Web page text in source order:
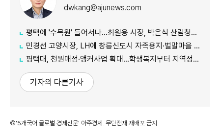
dwkang@ajunews.com
평택에 '수목원' 들어서나...최원용 시장, 박은식 산림청장에게 국유지 활용 건의
민경선 고양시장, LH에 창릉신도시 자족용지·벌말마을 편입 협조 요청
평택대, 천원매점·앵커사업 확대...학생복지부터 지역정주까지 연결
기자의 다른기사
©'5개국어 글로벌 경제신문' 아주경제. 무단전재·재배포 금지